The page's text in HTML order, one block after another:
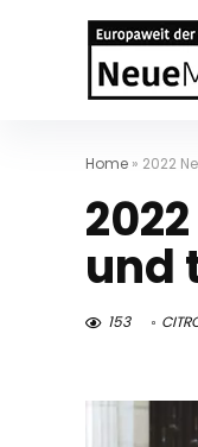
Home » 2022
und
153